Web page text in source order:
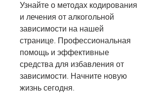
Узнайте о методах кодирования
и лечения от алкогольной
зависимости на нашей
странице. Профессиональная
помощь и эффективные
средства для избавления от
зависимости. Начните новую
жизнь сегодня.